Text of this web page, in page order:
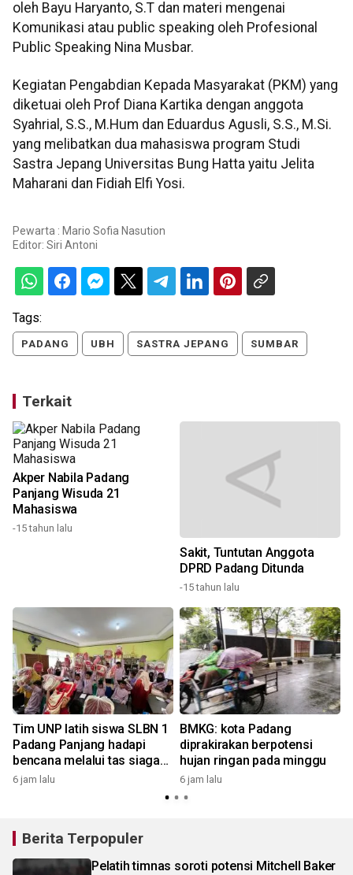
oleh Bayu Haryanto, S.T dan materi mengenai
Komunikasi atau public speaking oleh Profesional
Public Speaking Nina Musbar.
Kegiatan Pengabdian Kepada Masyarakat (PKM) yang
diketuai oleh Prof Diana Kartika dengan anggota
Syahrial, S.S., M.Hum dan Eduardus Agusli, S.S., M.Si.
yang melibatkan dua mahasiswa program Studi
Sastra Jepang Universitas Bung Hatta yaitu Jelita
Maharani dan Fidiah Elfi Yosi.
Pewarta : Mario Sofia Nasution
Editor: Siri Antoni
Tags:
PADANG UBH SASTRA JEPANG SUMBAR
Terkait
Akper Nabila Padang
Panjang Wisuda 21
Mahasiswa
-15 tahun lalu
Sakit, Tuntutan Anggota
DPRD Padang Ditunda
-15 tahun lalu
Tim UNP latih siswa SLBN 1
Padang Panjang hadapi
bencana melalui tas siaga
berbasis IT
6 jam lalu
BMKG: kota Padang
diprakirakan berpotensi
hujan ringan pada minggu
6 jam lalu
Berita Terpopuler
Pelatih timnas soroti potensi Mitchell Baker